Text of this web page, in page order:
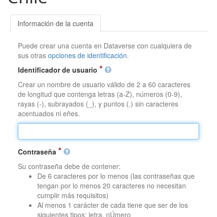
Información de la cuenta
Puede crear una cuenta en Dataverse con cualquiera de
sus otrasopciones de identificación.
Identificador de usuario
Crear un nombre de usuario válido de 2 a 60 caracteres
de longitud que contenga letras (a-Z), números (0-9),
rayas (-), subrayados (_), y puntos (.) sin caracteres
acentuados ni eñes.
Contraseña
Su contraseña debe de contener:
De 6 caracteres por lo menos (las contraseñas que
tengan por lo menos 20 caracteres no necesitan
cumplir más requisitos)
Al menos 1 carácter de cada tiene que ser de los
siguientes tipos: letra, nÚmero